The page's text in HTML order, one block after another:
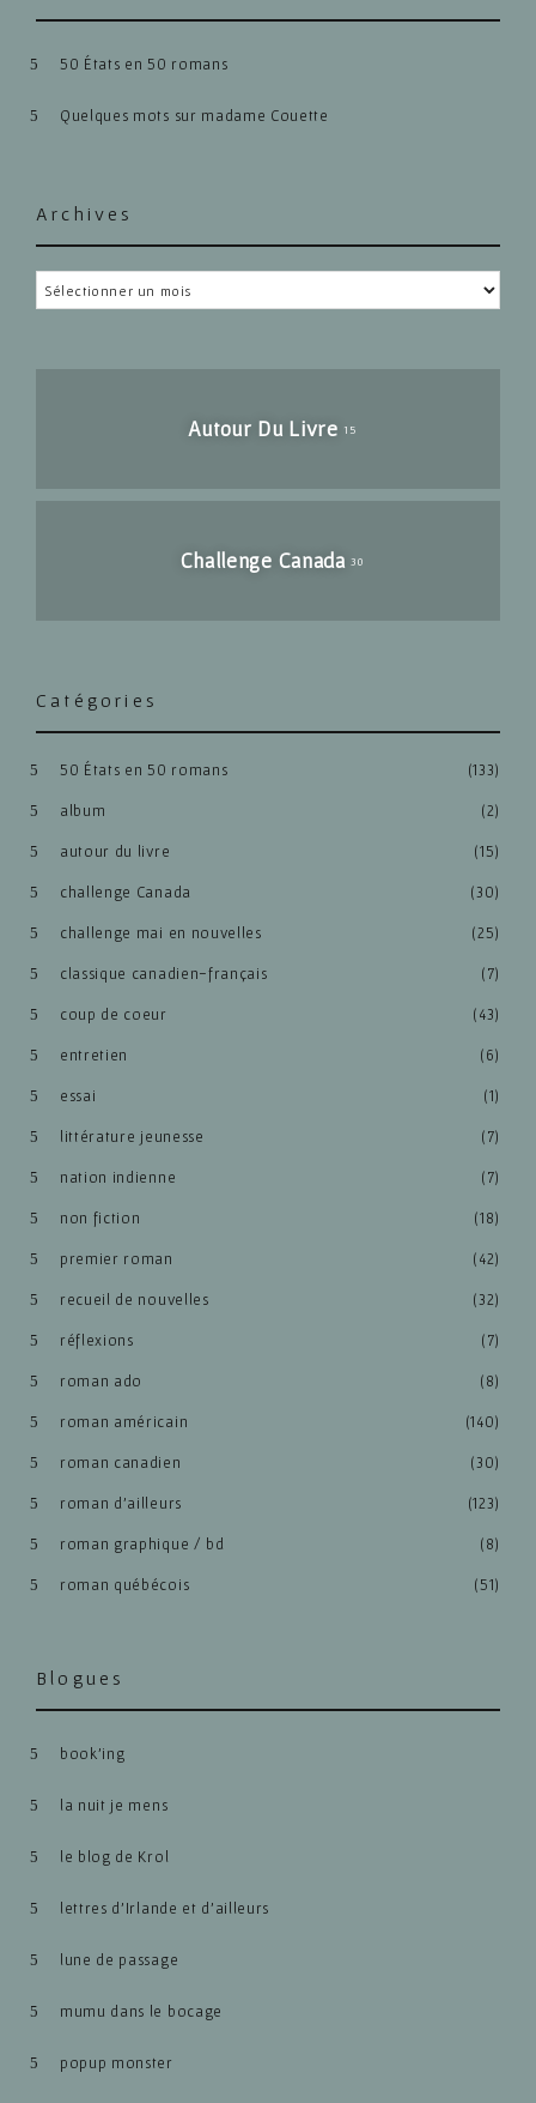
50 États en 50 romans
Quelques mots sur madame Couette
Archives
Archives
Autour Du Livre 15
Challenge Canada 30
Catégories
50 États en 50 romans (133)
album (2)
autour du livre (15)
challenge Canada (30)
challenge mai en nouvelles (25)
classique canadien-français (7)
coup de coeur (43)
entretien (6)
essai (1)
littérature jeunesse (7)
nation indienne (7)
non fiction (18)
premier roman (42)
recueil de nouvelles (32)
réflexions (7)
roman ado (8)
roman américain (140)
roman canadien (30)
roman d'ailleurs (123)
roman graphique / bd (8)
roman québécois (51)
Blogues
book’ing
la nuit je mens
le blog de Krol
lettres d’Irlande et d’ailleurs
lune de passage
mumu dans le bocage
popup monster